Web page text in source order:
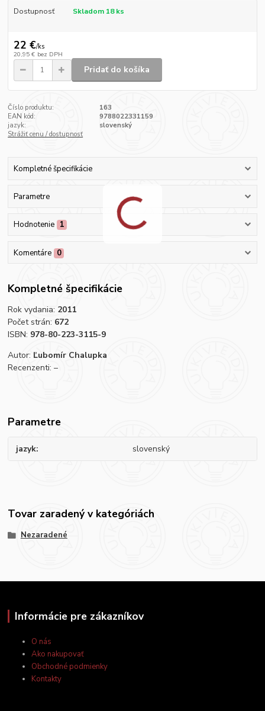
Dostupnosť Skladom 18 ks
22 €/ks
20,95 € bez DPH
Pridať do košíka
Číslo produktu:
163
EAN kód:
9788022331159
jazyk:
slovenský
Strážiť cenu / dostupnosť
Kompletné špecifikácie
Parametre
Hodnotenie 1
Komentáre 0
Kompletné špecifikácie
Rok vydania: 2011
Počet strán: 672
ISBN: 978-80-223-3115-9
Autor: Ľubomír Chalupka
Recenzenti: –
Parametre
jazyk slovenský
Tovar zaradený v kategóriách
Nezaradené
Informácie pre zákazníkov
O nás
Ako nakupovať
Obchodné podmienky
Kontakty